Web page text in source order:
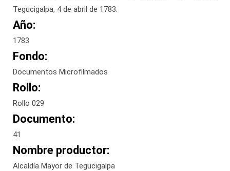
Tegucigalpa, 4 de abril de 1783.
Año:
1783
Fondo:
Documentos Microfilmados
Rollo:
Rollo 029
Documento:
41
Nombre productor:
Alcaldía Mayor de Tegucigalpa